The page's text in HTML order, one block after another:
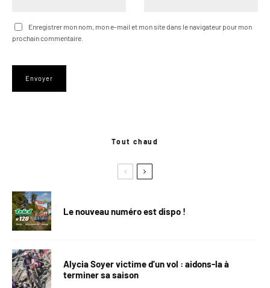
Enregistrer mon nom, mon e-mail et mon site dans le navigateur pour mon
prochain commentaire.
Tout chaud
Le nouveau numéro est dispo !
Alycia Soyer victime d’un vol : aidons-la à
terminer sa saison